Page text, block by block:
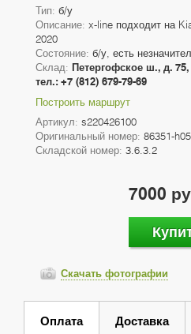
Тип: б/у
Описание: x-line подходит на
2020
Состояние: б/у, есть
Склад: Петергофское ш., д.
тел.: +7 (812) 679-79-69
Построить маршрут
Артикул: s220426100
Оригинальный номер: 86351-
Складской номер: 3.6.3.2
7000
Скачать фотографии
Оплата Доставка